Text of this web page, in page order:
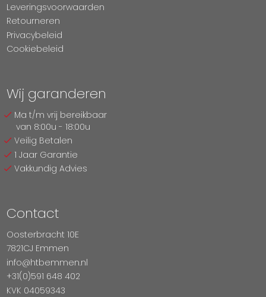
Leveringsvoorwaarden
Retourneren
Privacybeleid
Cookiebeleid
Wij garanderen
Ma t/m vrij bereikbaar
van 8:00u - 18:00u
Veilig Betalen
1 Jaar Garantie
Vakkundig Advies
Contact
Oosterbracht 10E
7821CJ Emmen
info@htbemmen.nl
+31(0)591 648 402
KVK 04059343